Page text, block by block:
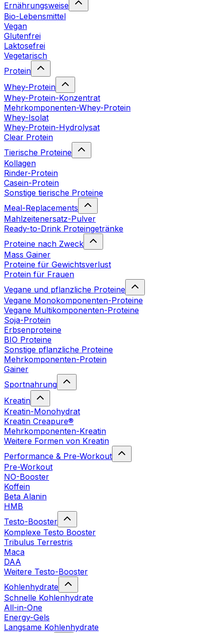
Ernährungsweise
Bio-Lebensmittel
Vegan
Glutenfrei
Laktosefrei
Vegetarisch
Protein
Whey-Protein
Whey-Protein-Konzentrat
Mehrkomponenten-Whey-Protein
Whey-Isolat
Whey-Protein-Hydrolysat
Clear Protein
Tierische Proteine
Kollagen
Rinder-Protein
Casein-Protein
Sonstige tierische Proteine
Meal-Replacements
Mahlzeitenersatz-Pulver
Ready-to-Drink Proteingetränke
Proteine nach Zweck
Mass Gainer
Proteine für Gewichtsverlust
Protein für Frauen
Vegane und pflanzliche Proteine
Vegane Monokomponenten-Proteine
Vegane Multikomponenten-Proteine
Soja-Protein
Erbsenproteine
BIO Proteine
Sonstige pflanzliche Proteine
Mehrkomponenten-Protein
Gainer
Sportnahrung
Kreatin
Kreatin-Monohydrat
Kreatin Creapure®
Mehrkomponenten-Kreatin
Weitere Formen von Kreatin
Performance & Pre-Workout
Pre-Workout
NO-Booster
Koffein
Beta Alanin
HMB
Testo-Booster
Komplexe Testo Booster
Tribulus Terrestris
Maca
DAA
Weitere Testo-Booster
Kohlenhydrate
Schnelle Kohlenhydrate
All-in-One
Energy-Gels
Langsame Kohlenhydrate